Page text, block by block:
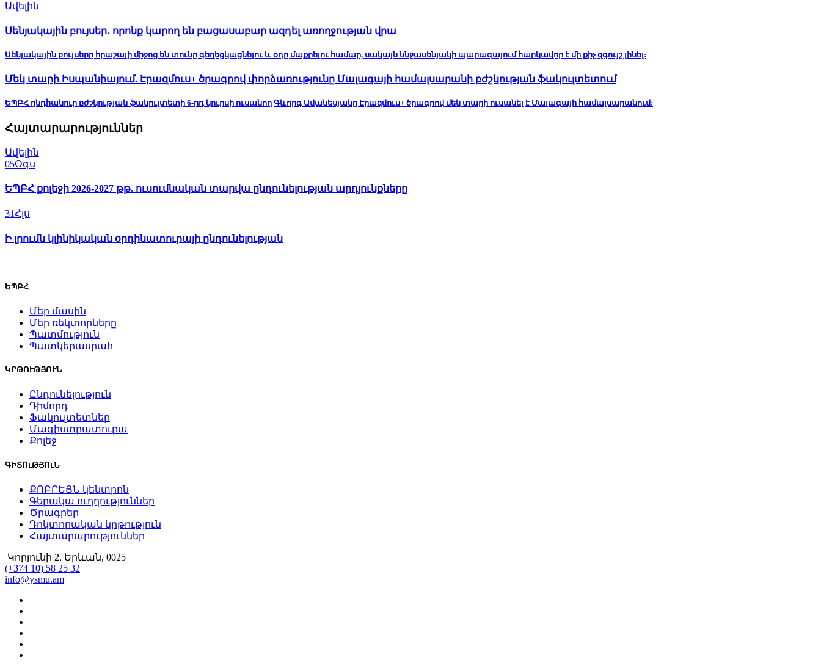
Ավելին
Սենյակային բույսեր․ որոնք կարող են բացասաբար ազդել առողջության վրա
Սենյակային բույսերը հրաշալի միջոց են տունը գեղեցկացնելու և օդը մաքրելու համար, սակայն ննջասենյակի պարագայում հարկավոր է մի քիչ զգույշ լինել:
Մեկ տարի Իսպանիայում. Էրազմուս+ ծրագրով փորձառությունը Մալագայի համալսարանի բժշկության ֆակուլտետում
ԵՊԲՀ ընդհանուր բժշկության ֆակուլտետի 6-րդ կուրսի ուսանող Գևորգ Ավանեսյանը Էրազմուս+ ծրագրով մեկ տարի ուսանել է Մալագայի համալսարանում:
Հայտարարություններ
Ավելին
05Օգս
ԵՊԲՀ քոլեջի 2026-2027 թթ. ուսումնական տարվա ընդունելության արդյունքները
31Հլս
Ի լրումն կլինիկական օրդինատուրայի ընդունելության
ԵՊԲՀ
Մեր մասին
Մեր ռեկտորները
Պատմություն
Պատկերասրահ
ԿՐԹՈՒԹՅՈՒՆ
Ընդունելություն
Դիմորդ
Ֆակուլտետներ
Մագիստրատուրա
Քոլեջ
ԳԻՏՈւԹՅՈւՆ
ՔՈԲՐԵՅՆ կենտրոն
Գերակա ուղղություններ
Ծրագրեր
Դոկտորական կրթություն
Հայտարարություններ
Կորյունի 2, Երևան, 0025
(+374 10) 58 25 32
info@ysmu.am